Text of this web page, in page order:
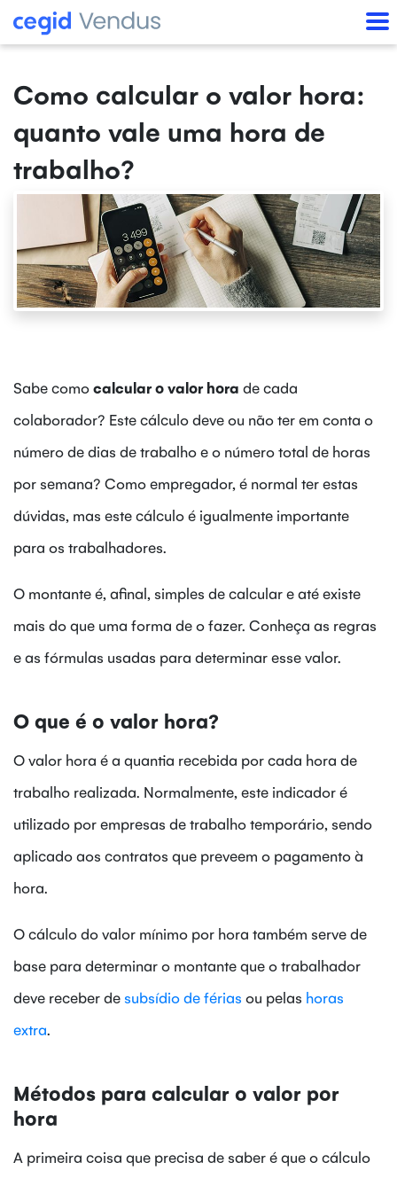
Como calcular o valor hora:
quanto vale uma hora de
trabalho?
Sabe comocalcular o valor hora de cada
colaborador? Este cálculo deve ou não ter em conta o
número de dias de trabalho e o número total de horas
por semana? Como empregador, é normal ter estas
dúvidas, mas este cálculo é igualmente importante
para os trabalhadores.
O montante é, afinal, simples de calcular e até existe
mais do que uma forma de o fazer. Conheça as regras
e as fórmulas usadas para determinar esse valor.
O que é o valor hora?
O valor hora é a quantia recebida por cada hora de
trabalho realizada. Normalmente, este indicador é
utilizado por empresas de trabalho temporário, sendo
aplicado aos contratos que preveem o pagamento à
hora.
O cálculo do valor mínimo por hora também serve de
base para determinar o montante que o trabalhador
deve receber de subsídio de férias ou pelas horas
extra.
Métodos para calcular o valor por
hora
A primeira coisa que precisa de saber é que o cálculo